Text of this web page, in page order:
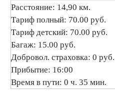
Расстояние: 14,90 км.
Тариф полный: 70.00 руб.
Тариф детский: 70.00 руб.
Багаж: 15.00 руб.
Добровол. страховка: 0 руб.
Прибытие: 16:00
Время в пути: 0 ч. 35 мин.